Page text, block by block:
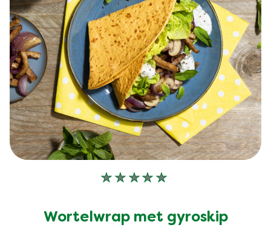
Geen
ingediend
Wortelwrap met gyroskip